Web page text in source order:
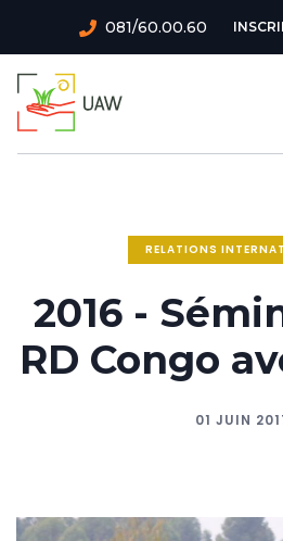
contenu
principal
081/60.00.60
du
de
RELATIONS
2016 -
RD Congo
01 JUIN